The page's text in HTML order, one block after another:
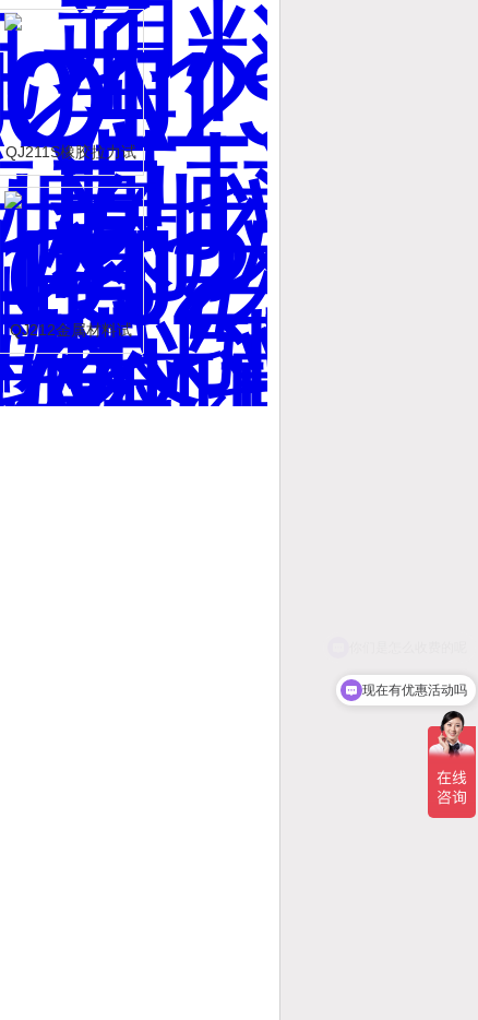
QJ211S橡胶拉力试
验机
QJ212金属材料试
验机
现在有优惠活动吗